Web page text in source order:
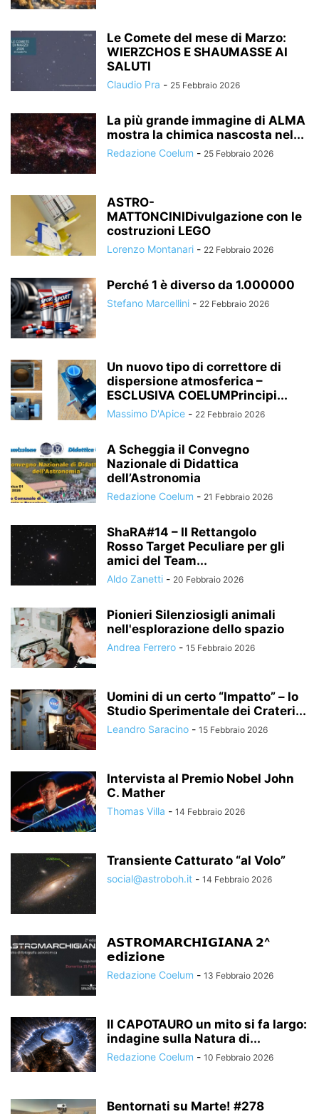
Le Comete del mese di Marzo:
WIERZCHOS E SHAUMASSE AI
SALUTI
Claudio Pra - 25 Febbraio 2026
La più grande immagine di ALMA
mostra la chimica nascosta nel...
Redazione Coelum - 25 Febbraio 2026
ASTRO-
MATTONCINIDivulgazione con le
costruzioni LEGO
Lorenzo Montanari - 22 Febbraio 2026
Perché 1 è diverso da 1.000000
Stefano Marcellini - 22 Febbraio 2026
Un nuovo tipo di correttore di
dispersione atmosferica –
ESCLUSIVA COELUMPrincipi...
Massimo D'Apice - 22 Febbraio 2026
A Scheggia il Convegno
Nazionale di Didattica
dell’Astronomia
Redazione Coelum - 21 Febbraio 2026
ShaRA#14 – Il Rettangolo
Rosso Target Peculiare per gli
amici del Team...
Aldo Zanetti - 20 Febbraio 2026
Pionieri Silenziosigli animali
nell'esplorazione dello spazio
Andrea Ferrero - 15 Febbraio 2026
Uomini di un certo “Impatto” – lo
Studio Sperimentale dei Crateri...
Leandro Saracino - 15 Febbraio 2026
Intervista al Premio Nobel John
C. Mather
Thomas Villa - 14 Febbraio 2026
Transiente Catturato “al Volo”
social@astroboh.it - 14 Febbraio 2026
𝗔𝗦𝗧𝗥𝗢𝗠𝗔𝗥𝗖𝗛𝗜𝗚𝗜𝗔𝗡𝗔 𝟮^
𝗲𝗱𝗶𝘇𝗶𝗼𝗻𝗲
Redazione Coelum - 13 Febbraio 2026
Il CAPOTAURO un mito si fa largo:
indagine sulla Natura di...
Redazione Coelum - 10 Febbraio 2026
Bentornati su Marte! #278